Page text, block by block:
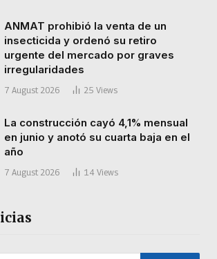
ANMAT prohibió la venta de un
insecticida y ordenó su retiro
urgente del mercado por graves
irregularidades
7 August 2026 25 Views
La construcción cayó 4,1% mensual
en junio y anotó su cuarta baja en el
año
7 August 2026 14 Views